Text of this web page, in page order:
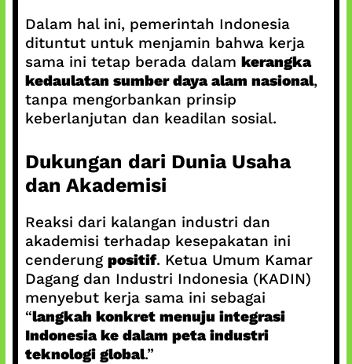
Dalam hal ini, pemerintah Indonesia
dituntut untuk menjamin bahwa kerja
sama ini tetap berada dalam kerangka
kedaulatan sumber daya alam nasional,
tanpa mengorbankan prinsip
keberlanjutan dan keadilan sosial.
Dukungan dari Dunia Usaha
dan Akademisi
Reaksi dari kalangan industri dan
akademisi terhadap kesepakatan ini
cenderung positif. Ketua Umum Kamar
Dagang dan Industri Indonesia (KADIN)
menyebut kerja sama ini sebagai
“langkah konkret menuju integrasi
Indonesia ke dalam peta industri
teknologi global.”